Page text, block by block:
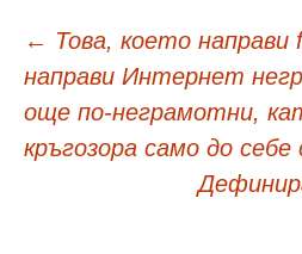
Навигация
← Това, което направи
направи Интернет
още по-неграмотни,
кръгозора само до себе